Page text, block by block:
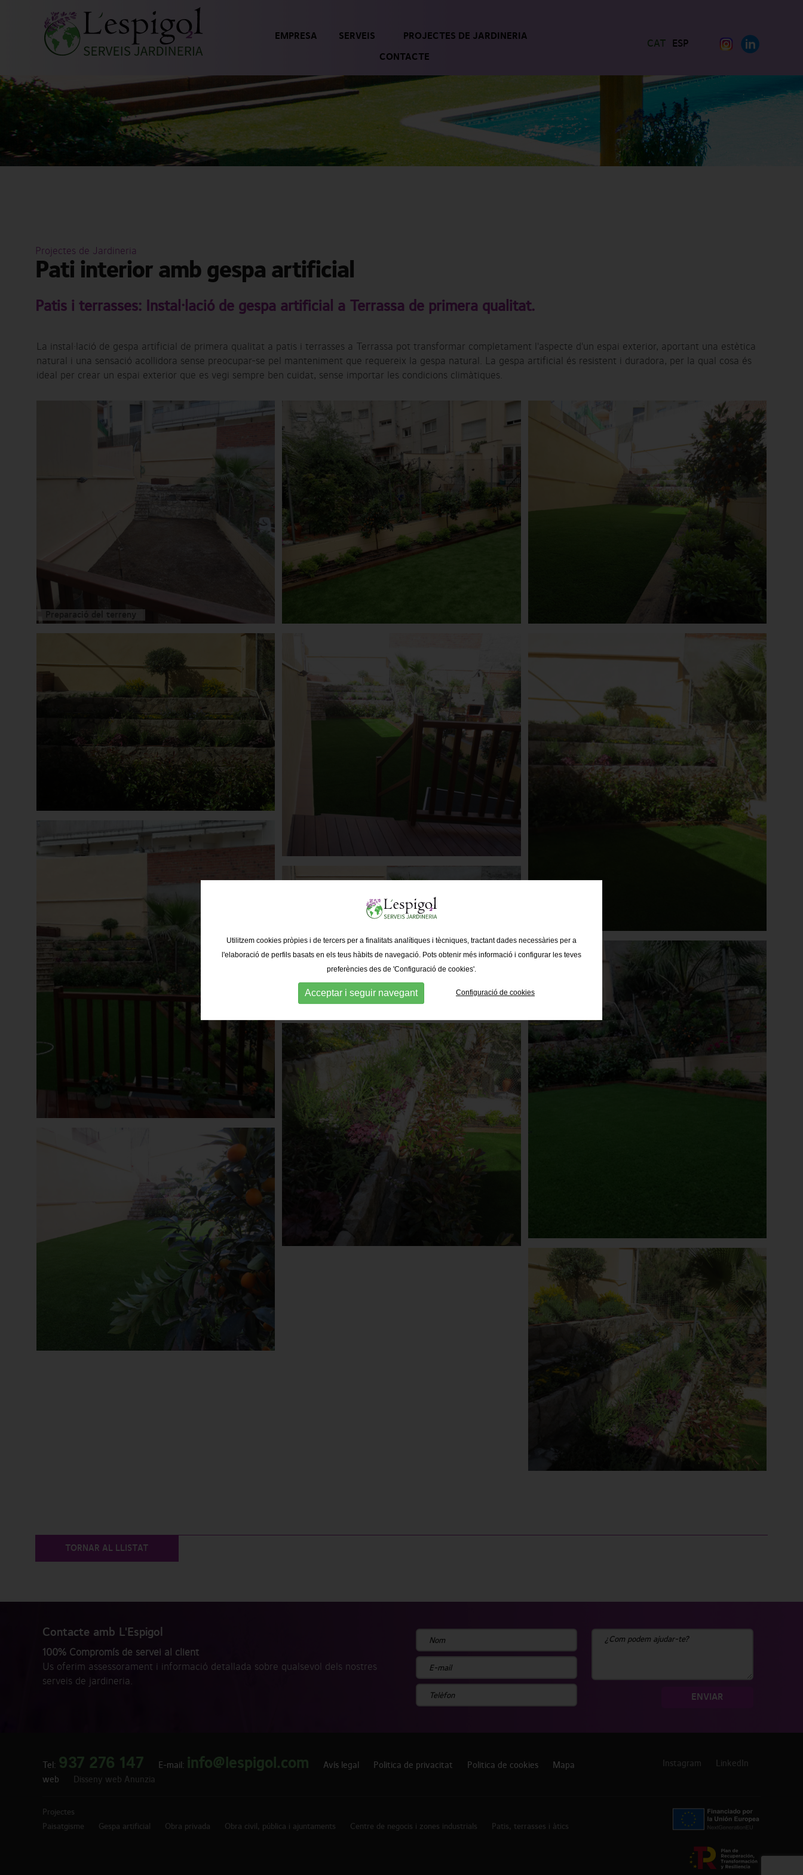
EMPRESA SERVEIS PROJECTES DE JARDINERIA
CONTACTE
CAT ESP
Projectes de Jardineria
Pati interior amb gespa artificial
Patis i terrasses: Instal·lació de gespa artificial a Terrassa de primera qualitat.
La instal·lació de gespa artificial de primera qualitat a patis i terrasses a Terrassa pot transformar completament l'aspecte d'un espai exterior, aportant una estètica
natural i una sensació acollidora sense preocupar-se pel manteniment que requereix la gespa natural. La gespa artificial és resistent i duradora, per la qual cosa és
ideal per crear un espai exterior que es vegi sempre ben cuidat, sense importar les condicions climàtiques.
Preparació del terreny
TORNAR AL LLISTAT
Contacte amb L'Espigol
100% Compromís de servei al client
Us oferim assessorament i informació detallada sobre qualsevol dels nostres
serveis de jardineria.
ENVIAR
Tel: 937 276 147 E-mail: info@lespigol.com Avís legal Politica de privacitat Politica de cookies
Mapa
web
Disseny web Anunzia
Instagram LinkedIn
Projectes
Paisatgisme
Gespa artificial Obra privada Obra civil, pública i ajuntaments Centre de negocis i zones industrials Patis, terrasses i àtics
Utilitzem cookies pròpies i de tercers per a finalitats analítiques i tècniques, tractant dades necessàries per a
l'elaboració de perfils basats en els teus hàbits de navegació. Pots obtenir més informació i configurar les teves
preferències des de 'Configuració de cookies'.
Acceptar i seguir navegant Configuració de cookies